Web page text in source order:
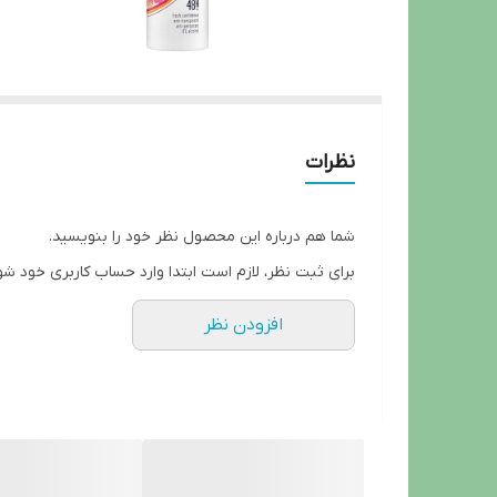
نظرات
شما هم درباره این محصول نظر خود را بنویسید.
برای ثبت نظر، لازم است ابتدا وارد حساب کاربری خود
افزودن نظر